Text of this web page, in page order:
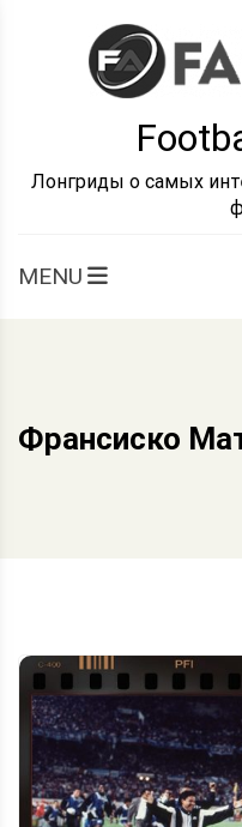
Лонгриды о самых
MENU
Франсиско